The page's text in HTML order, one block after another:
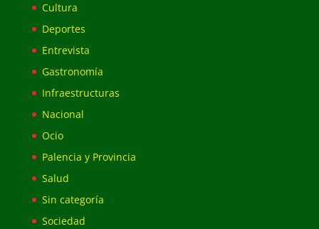
Cultura
Deportes
Entrevista
Gastronomía
Infraestructuras
Nacional
Ocio
Palencia y Provincia
Salud
Sin categoría
Sociedad